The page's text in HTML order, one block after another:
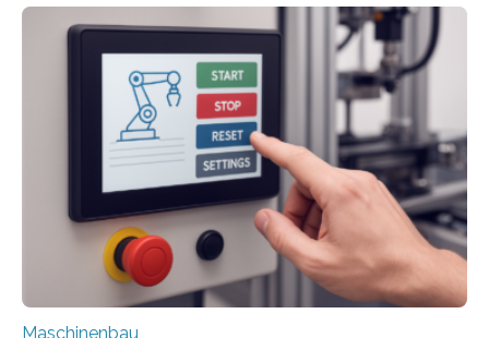
Maschinenbau